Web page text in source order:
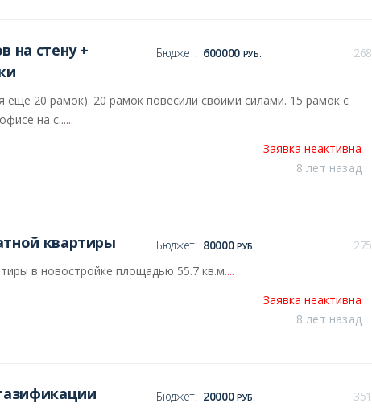
на стену +
Бюджет: 600000 РУБ. 268
20 рамок). 20 рамок повесили своими силами. 15 рамок с
на с......
Заявка неактивна
8 лет назад
квартиры Бюджет: 80000 РУБ.
275
в новостройке площадью 55.7 кв.м....
Заявка неактивна
8 лет назад
Бюджет: 20000 РУБ.
351